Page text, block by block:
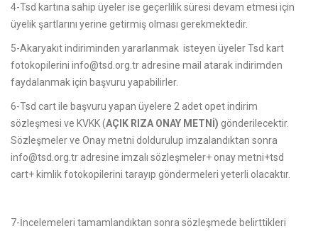
4-Tsd kartına sahip üyeler ise geçerlilik süresi devam etmesi için
üyelik şartlarını yerine getirmiş olması gerekmektedir.
5-Akaryakıt indiriminden yararlanmak isteyen üyeler Tsd kart
fotokopilerini info@tsd.org.tr adresine mail atarak indirimden
faydalanmak için başvuru yapabilirler.
6-Tsd cart ile başvuru yapan üyelere 2 adet opet indirim
sözleşmesi ve KVKK (AÇIK RIZA ONAY METNİ) gönderilecektir.
Sözleşmeler ve Onay metni doldurulup imzalandıktan sonra
info@tsd.org.tr adresine imzalı sözleşmeler+ onay metni+tsd
cart+ kimlik fotokopilerini tarayıp göndermeleri yeterli olacaktır.
7-İncelemeleri tamamlandıktan sonra sözleşmede belirttikleri